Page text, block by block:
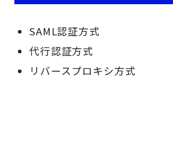
SAML認証方式
代行認証方式
リバースプロキシ方式